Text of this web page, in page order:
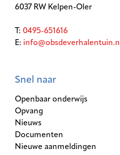
6037 RW Kelpen-Oler
T: 0495-651616
E: info@obsdeverhalentuin.nl
Snel naar
Openbaar onderwijs
Opvang
Nieuws
Documenten
Nieuwe aanmeldingen